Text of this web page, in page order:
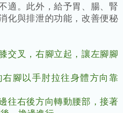
適。此外，給予胃、腸、腎
化與排泄的功能，改善便秘
交叉，右腳立起，讓左腳腳
腳以手肘拉往身體方向靠
往右後方向轉動腰部，接著